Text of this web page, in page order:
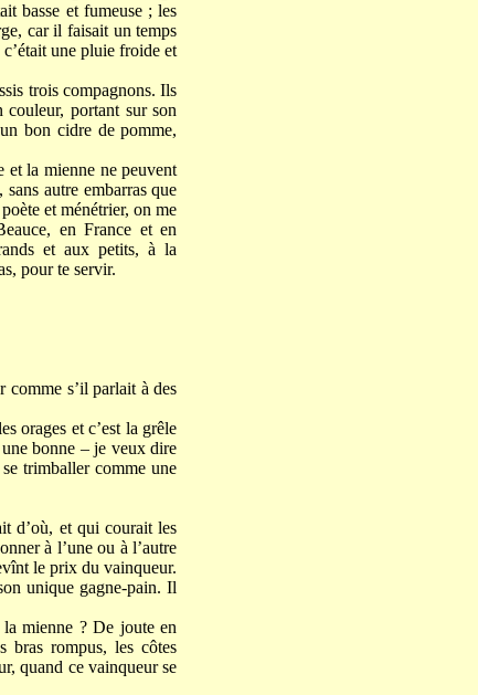
basse et fumeuse ; les
car il faisait un temps
une pluie froide et
trois compagnons. Ils
couleur, portant sur son
bon cidre de pomme,
et la mienne ne peuvent
autre embarras que
et ménétrier, on me
en France et en
et aux petits, à la
pour te servir.
comme s’il parlait à des
orages et c’est la grêle
bonne – je veux dire
trimballer comme une
d’où, et qui courait les
à l’une ou à l’autre
le prix du vainqueur.
unique gagne-pain. Il
mienne ? De joute en
bras rompus, les côtes
quand ce vainqueur se